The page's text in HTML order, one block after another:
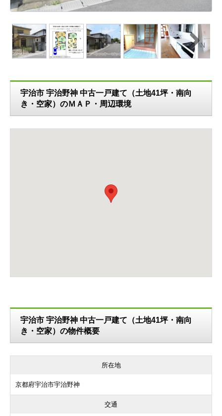
N
ext
宇治市 宇治野神 中古一戸建て（土地41坪・南向
き・空家）のＭＡＰ・周辺環境
宇治市 宇治野神 中古一戸建て（土地41坪・南向
き・空家）の物件概要
所在地
京都府宇治市宇治野神
交通